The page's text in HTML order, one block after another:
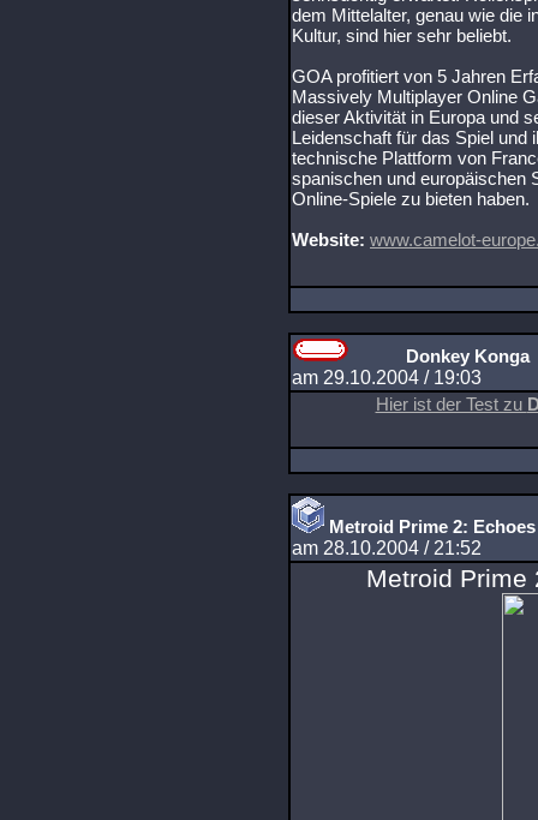
dem Mittelalter, genau wie die
Kultur, sind hier sehr beliebt.
GOA profitiert von 5 Jahren
Massively Multiplayer Online
dieser Aktivität in Europa und
Leidenschaft für das Spiel und
technische Plattform von
spanischen und europäischen
Online-Spiele zu bieten haben.
Website: www.camelot-
Donkey Konga
am 29.10.2004 / 19:03
Hier ist der Test zu
Metroid Prime 2: Echoes
am 28.10.2004 / 21:52
Metroid Prime